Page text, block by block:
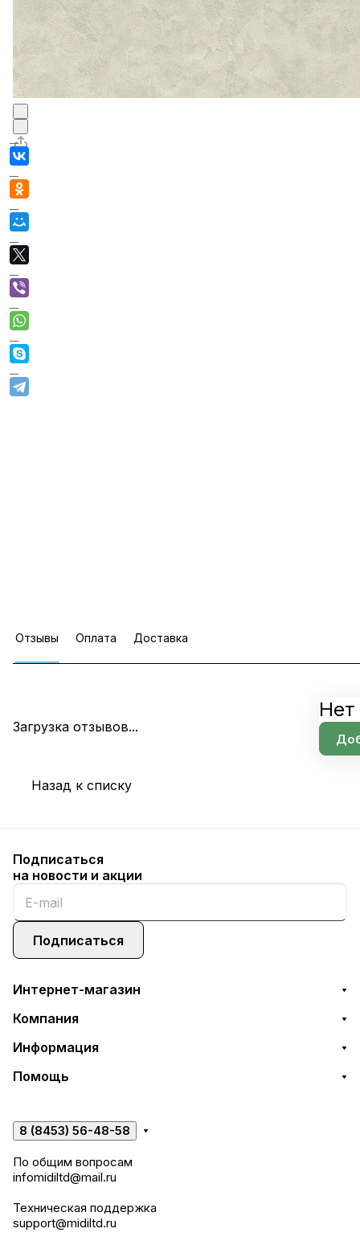
Отзывы Оплата Доставка
Загрузка отзывов...
Нет
Назад к списку
Подписаться
на новости и акции
Подписаться
Интернет-магазин
Компания
Информация
Помощь
8 (8453) 56-48-58
По общим вопросам
infomidiltd@mail.ru
Техническая поддержка
support@midiltd.ru